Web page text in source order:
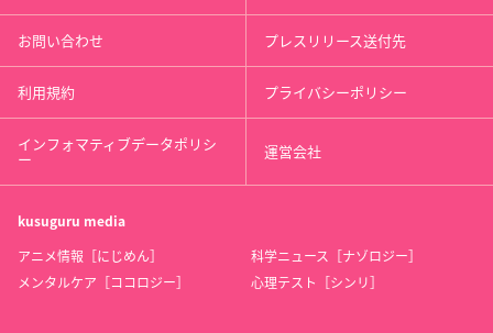
お問い合わせ プレスリリース送付先
利用規約 プライバシーポリシー
インフォマティブデータポリシ
ー 運営会社
kusuguru media
アニメ情報［にじめん］
科学ニュース［ナゾロジー］
メンタルケア［ココロジー］
心理テスト［シンリ］